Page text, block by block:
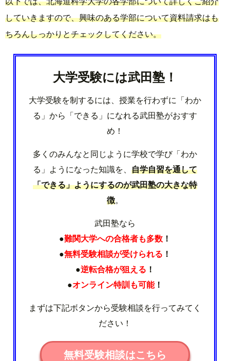
していきますので、興味のある学部について資料請求はも
ちろんしっかりとチェックしてください。
大学受験には武田塾！
大学受験を制するには、授業を行わずに「わか
る」から「できる」になれる武田塾がおすす
め！
多くのみんなと同じように学校で学び「わか
る」ようになった知識を、 自学自習を通して
「できる」ようにするのが武田塾の大きな特
徴
武田塾なら
●難関大学への合格者も多数 ！
●無料受験相談が受けられる ！
●逆転合格が狙える ！
●オンライン特訓も可能！
まずは下記ボタンから受験相談を行ってみてく
ださい！
無料受験相談はこちら